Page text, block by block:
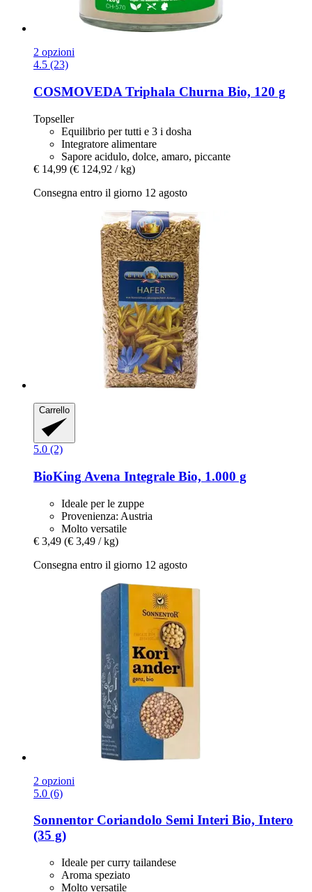
2 opzioni
4.5 (23)
COSMOVEDA Triphala Churna Bio, 120 g
Topseller
Equilibrio per tutti e 3 i dosha
Integratore alimentare
Sapore acidulo, dolce, amaro, piccante
€ 14,99 (€ 124,92 / kg)
Consegna entro il giorno 12 agosto
Carrello
5.0 (2)
BioKing Avena Integrale Bio, 1.000 g
Ideale per le zuppe
Provenienza: Austria
Molto versatile
€ 3,49 (€ 3,49 / kg)
Consegna entro il giorno 12 agosto
2 opzioni
5.0 (6)
Sonnentor Coriandolo Semi Interi Bio, Intero
(35 g)
Ideale per curry tailandese
Aroma speziato
Molto versatile